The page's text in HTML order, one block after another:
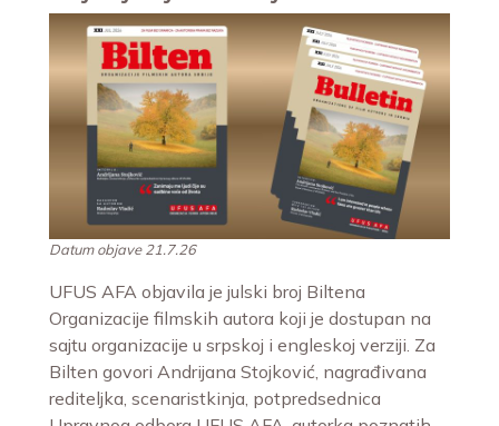
Datum objave 21.7.26
UFUS AFA objavila je julski broj Biltena
Organizacije filmskih autora koji je dostupan na
sajtu organizacije u srpskoj i engleskoj verziji. Za
Bilten govori Andrijana Stojković, nagrađivana
rediteljka, scenaristkinja, potpredsednica